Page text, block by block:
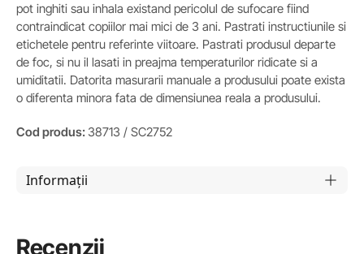
pot inghiti sau inhala existand pericolul de sufocare fiind
contraindicat copiilor mai mici de 3 ani. Pastrati instructiunile si
etichetele pentru referinte viitoare. Pastrati produsul departe
de foc, si nu il lasati in preajma temperaturilor ridicate si a
umiditatii. Datorita masurarii manuale a produsului poate exista
o diferenta minora fata de dimensiunea reala a produsului.
Cod produs: 38713 / SC2752
Informații
Recenzii